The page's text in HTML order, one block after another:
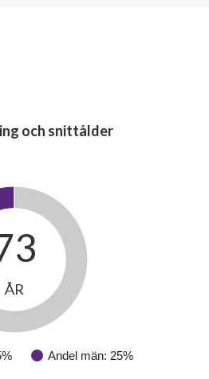
och snittålder
Andel män: 25%
ÅR